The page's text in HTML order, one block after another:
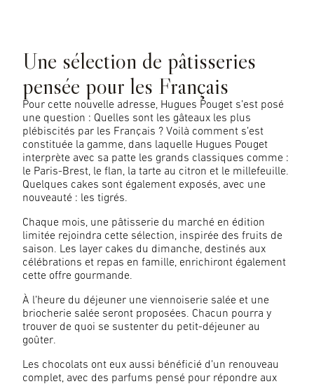
Une sélection de pâtisseries
pensée pour les Français
Pour cette nouvelle adresse, Hugues Pouget s’est posé
une question : Quelles sont les gâteaux les plus
plébiscités par les Français ? Voilà comment s’est
constituée la gamme, dans laquelle Hugues Pouget
interprète avec sa patte les grands classiques comme :
le Paris-Brest, le flan, la tarte au citron et le millefeuille.
Quelques cakes sont également exposés, avec une
nouveauté : les tigrés.
Chaque mois, une pâtisserie du marché en édition
limitée rejoindra cette sélection, inspirée des fruits de
saison. Les layer cakes du dimanche, destinés aux
célébrations et repas en famille, enrichiront également
cette offre gourmande.
À l’heure du déjeuner une viennoiserie salée et une
briocherie salée seront proposées. Chacun pourra y
trouver de quoi se sustenter du petit-déjeuner au
goûter.
Les chocolats ont eux aussi bénéficié d’un renouveau
complet, avec des parfums pensé pour répondre aux